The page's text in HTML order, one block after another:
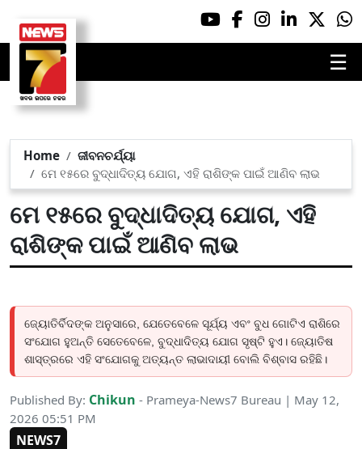
☰
Home
ଜୀବନଚର୍ଯ୍ୟା
ମେ ୧୫ରେ ବୁଦ୍ଧାଦିତ୍ୟ ଯୋଗ, ଏହି ରାଶିଙ୍କ ପାଇଁ ଆଣିବ ଲାଭ
ମେ ୧୫ରେ ବୁଦ୍ଧାଦିତ୍ୟ ଯୋଗ, ଏହି
ରାଶିଙ୍କ ପାଇଁ ଆଣିବ ଲାଭ
ଜ୍ୟୋତିର୍ବିଦଙ୍କ ଅନୁସାରେ, ଯେତେବେଳେ ସୂର୍ଯ୍ୟ ଏବଂ ବୁଧ ଗୋଟିଏ ରାଶିରେ
ସଂଯୋଗ ହୁଅନ୍ତି ସେତେବେଳେ, ବୁଦ୍ଧାଦିତ୍ୟ ଯୋଗ ସୃଷ୍ଟି ହୁଏ। ଜ୍ୟୋତିଷ
ଶାସ୍ତ୍ରରେ ଏହି ସଂଯୋଗକୁ ଅତ୍ୟନ୍ତ ଲାଭାଦାୟୀ ବୋଲି ବିଶ୍ବାସ ରହିଛି।
Published By: Chikun - Prameya-News7 Bureau | May 12,
2026 05:51 PM
NEWS7